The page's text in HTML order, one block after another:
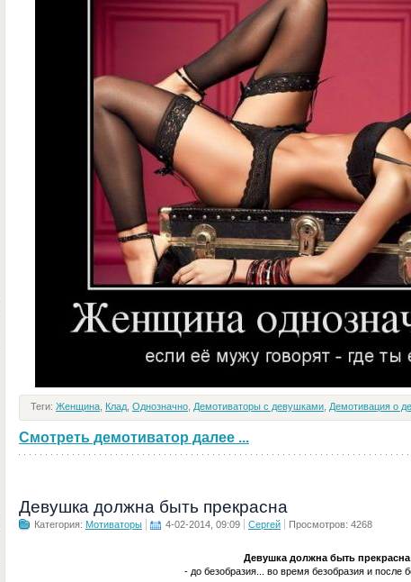
Теги: Женщина Клад Однозначно Демотиваторы с девушками Демотивация о
Смотреть демотиватор далее ...
Девушка должна быть прекрасна
Категория: Мотиваторы 4-02-2014, 09:09 Сергей Просмотров: 4268
Девушка должна быть прекрасна
- до безобразия... во время безобразия и после